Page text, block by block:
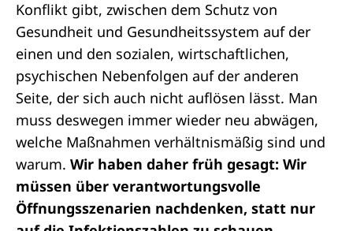
Konflikt gibt, zwischen dem Schutz von
Gesundheit und Gesundheitssystem auf der
einen und den sozialen, wirtschaftlichen,
psychischen Nebenfolgen auf der anderen
Seite, der sich auch nicht auflösen lässt. Man
muss deswegen immer wieder neu abwägen,
welche Maßnahmen verhältnismäßig sind und
warum. Wir haben daher früh gesagt: Wir
müssen über verantwortungsvolle
Öffnungsszenarien nachdenken, statt nur